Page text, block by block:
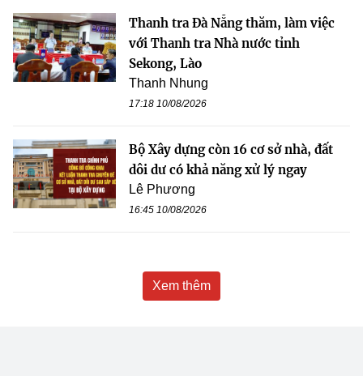
Thanh tra Đà Nẵng thăm, làm việc
với Thanh tra Nhà nước tỉnh
Sekong, Lào
Thanh Nhung
17:18 10/08/2026
Bộ Xây dựng còn 16 cơ sở nhà, đất
dôi dư có khả năng xử lý ngay
Lê Phương
16:45 10/08/2026
Xem thêm